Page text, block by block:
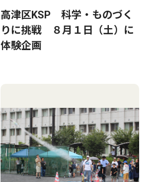
高津区KSP 科学・ものづく
りに挑戦 ８月１日（土）に
体験企画